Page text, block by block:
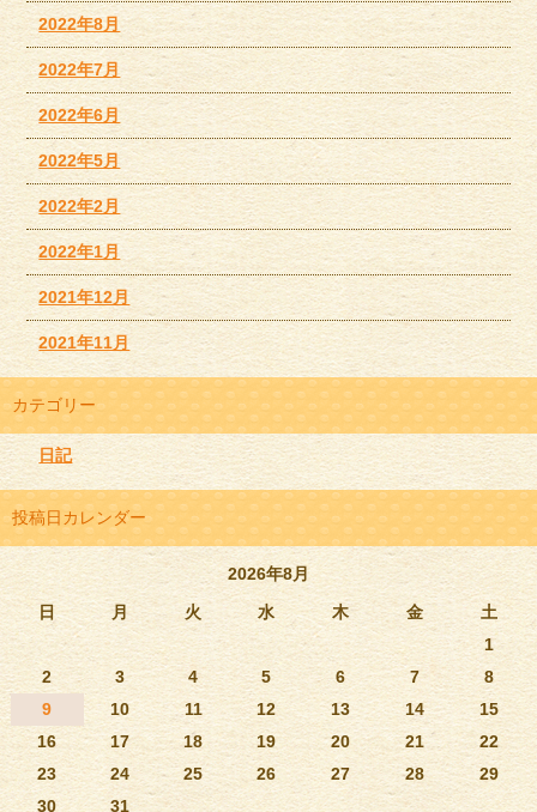
2022年8月
2022年7月
2022年6月
2022年5月
2022年2月
2022年1月
2021年12月
2021年11月
カテゴリー
日記
投稿日カレンダー
2026年8月
日
月 火 水 木 金
土
1
2
3 4 5 6 7
8
9
10 11 12 13 14
15
16
17 18 19 20 21
22
23
24 25 26 27 28
29
30
31